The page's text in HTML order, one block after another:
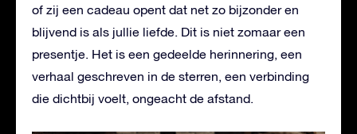
of zij een cadeau opent dat net zo bijzonder en
blijvend is als jullie liefde. Dit is niet zomaar een
presentje. Het is een gedeelde herinnering, een
verhaal geschreven in de sterren, een verbinding
die dichtbij voelt, ongeacht de afstand.